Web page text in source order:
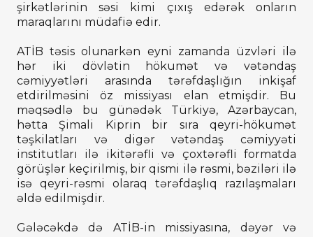
şirkətlərinin səsi kimi çıxış edərək onların
maraqlarını müdafiə edir.
ATİB təsis olunarkən eyni zamanda üzvləri ilə
hər iki dövlətin hökumət və vətəndaş
cəmiyyətləri arasında tərəfdaşlığın inkişaf
etdirilməsini öz missiyası elan etmişdir. Bu
məqsədlə bu günədək Türkiyə, Azərbaycan,
hətta Şimali Kiprin bir sıra qeyri-hökumət
təşkilatları və digər vətəndaş cəmiyyəti
institutları ilə ikitərəfli və çoxtərəfli formatda
görüşlər keçirilmiş, bir qismi ilə rəsmi, bəziləri ilə
isə qeyri-rəsmi olaraq tərəfdaşlıq razılaşmaları
əldə edilmişdir.
Gələcəkdə də ATİB-in missiyasına, dəyər və